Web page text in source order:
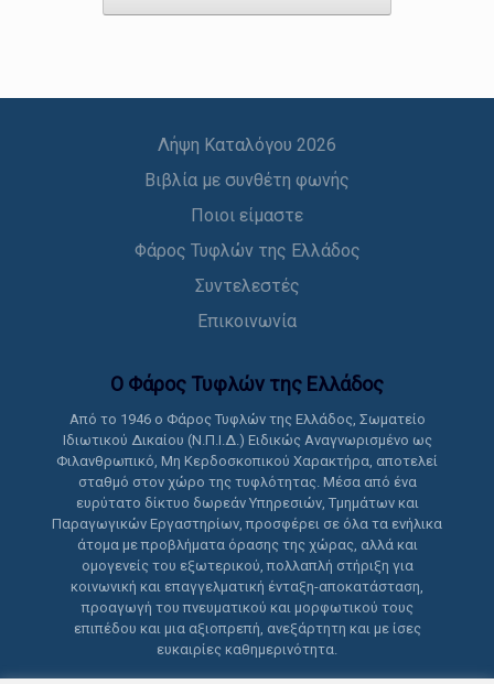
Λήψη Καταλόγου 2026
Βιβλία με συνθέτη φωνής
Ποιοι είμαστε
Φάρος Τυφλών της Ελλάδος
Συντελεστές
Επικοινωνία
Ο Φάρος Τυφλών της Ελλάδoς
Από το 1946 ο Φάρος Τυφλών της Ελλάδος, Σωματείο
Ιδιωτικού Δικαίου (Ν.Π.Ι.Δ.) Ειδικώς Αναγνωρισμένο ως
Φιλανθρωπικό, Μη Κερδοσκοπικού Χαρακτήρα, αποτελεί
σταθμό στον χώρο της τυφλότητας. Μέσα από ένα
ευρύτατο δίκτυο δωρεάν Υπηρεσιών, Τμημάτων και
Παραγωγικών Εργαστηρίων, προσφέρει σε όλα τα ενήλικα
άτομα με προβλήματα όρασης της χώρας, αλλά και
ομογενείς του εξωτερικού, πολλαπλή στήριξη για
κοινωνική και επαγγελματική ένταξη-αποκατάσταση,
προαγωγή του πνευματικού και μορφωτικού τους
επιπέδου και μια αξιοπρεπή, ανεξάρτητη και με ίσες
ευκαιρίες καθημερινότητα.